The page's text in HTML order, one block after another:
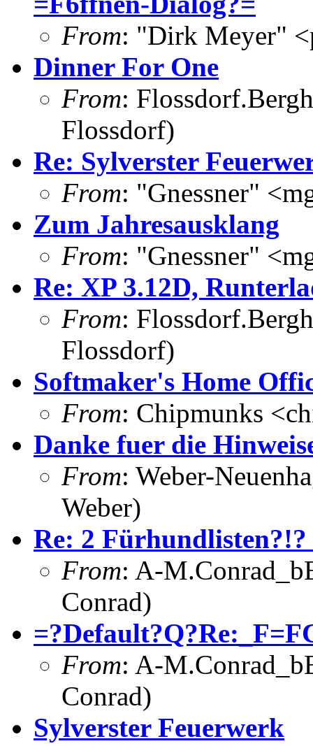
From: "Dirk Meyer"
Dinner For One
From:
Flossdorf)
Re: Sylverster
From: "Gnessner"
Zum Jahresausklang
From: "Gnessner"
Re: XP 3.12D,
From:
Flossdorf)
Softmaker's Home
From: Chipmunks
Danke fuer die
From: Weber-
Weber)
Re: 2
From: A-
Conrad)
From: A-
Conrad)
Sylverster Feuerwerk